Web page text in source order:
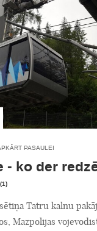
PASAULEI
- ko der
(1)
Tatru kalnu
Mazpolijas